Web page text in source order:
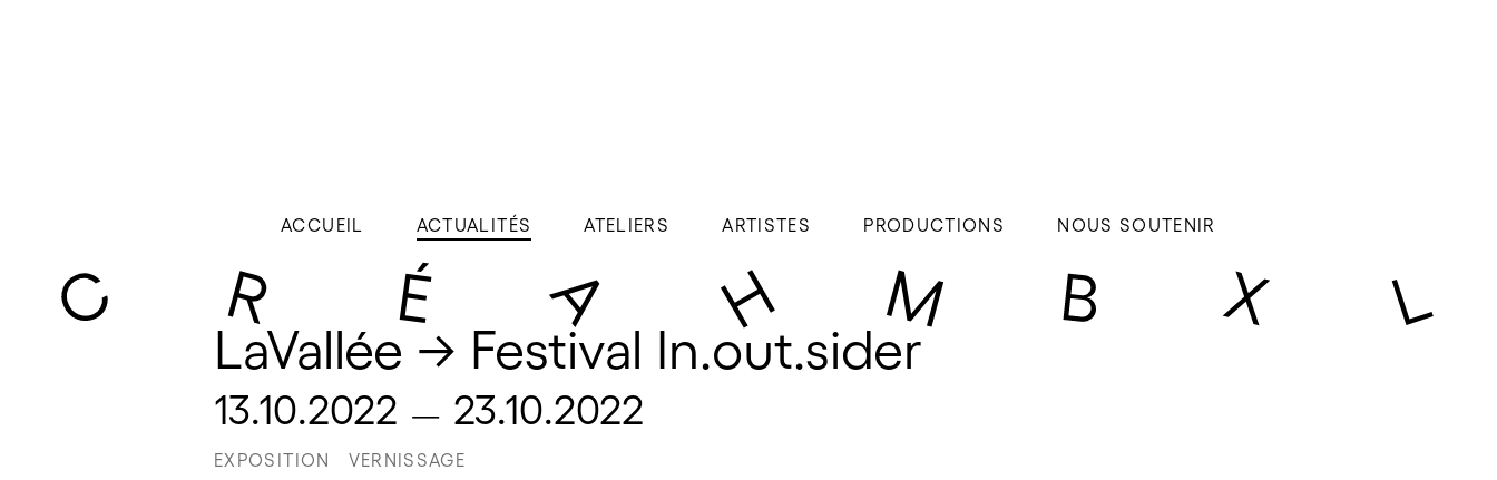
ACCUEIL ACTUALITÉS ATELIERS ARTISTES PRODUCTIONS NOUS SOUTENIR
LaVallée → Festival In.out.sider
13.10.2022 — 23.10.2022
EXPOSITION VERNISSAGE